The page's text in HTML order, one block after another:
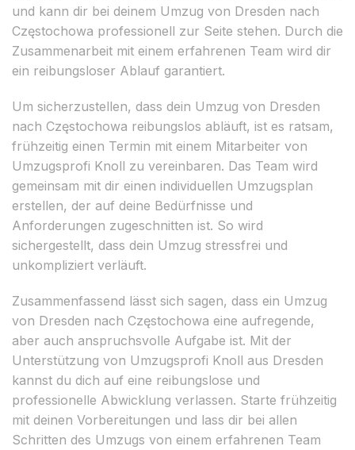
und kann dir bei deinem Umzug von Dresden nach
Częstochowa professionell zur Seite stehen. Durch die
Zusammenarbeit mit einem erfahrenen Team wird dir
ein reibungsloser Ablauf garantiert.
Um sicherzustellen, dass dein Umzug von Dresden
nach Częstochowa reibungslos abläuft, ist es ratsam,
frühzeitig einen Termin mit einem Mitarbeiter von
Umzugsprofi Knoll zu vereinbaren. Das Team wird
gemeinsam mit dir einen individuellen Umzugsplan
erstellen, der auf deine Bedürfnisse und
Anforderungen zugeschnitten ist. So wird
sichergestellt, dass dein Umzug stressfrei und
unkompliziert verläuft.
Zusammenfassend lässt sich sagen, dass ein Umzug
von Dresden nach Częstochowa eine aufregende,
aber auch anspruchsvolle Aufgabe ist. Mit der
Unterstützung von Umzugsprofi Knoll aus Dresden
kannst du dich auf eine reibungslose und
professionelle Abwicklung verlassen. Starte frühzeitig
mit deinen Vorbereitungen und lass dir bei allen
Schritten des Umzugs von einem erfahrenen Team